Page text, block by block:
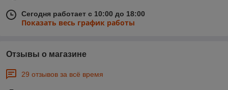
Сегодня работает с 10:00 до 18:00
Показать весь график работы
Отзывы о магазине
29 отзывов за всё время